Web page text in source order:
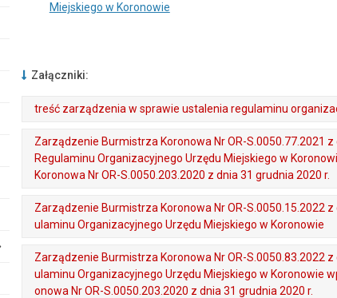
Miejskiego w Koronowie
Załączniki:
treść zarządzenia w sprawie ustalenia regulaminu
Zarządzenie Burmistrza Koronowa Nr OR-S.0050.77.2021
Regulaminu Organizacyjnego Urzędu Miejskiego w
Koronowa Nr OR-S.0050.203.2020 z dnia 31 grudnia 2020 r.
Zarządzenie Burmistrza Koronowa Nr OR-S.0050.15.2022
ulaminu Organizacyjnego Urzędu Miejskiego w Koronowie
Zarządzenie Burmistrza Koronowa Nr OR-S.0050.83.2022
ulaminu Organizacyjnego Urzędu Miejskiego w Koronowie
onowa Nr OR-S.0050.203.2020 z dnia 31 grudnia 2020 r.